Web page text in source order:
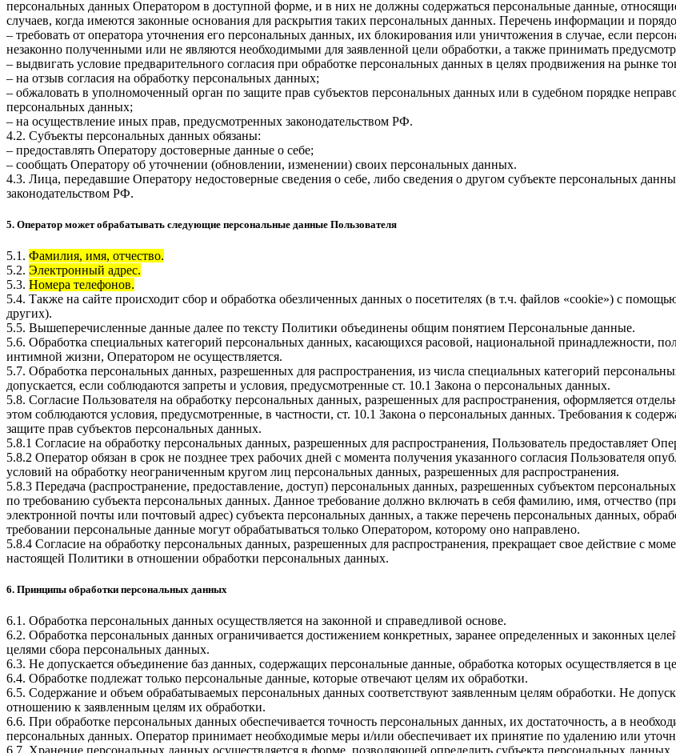
персональных данных Оператором в доступной форме, и в них не должны содержаться персональные данные,
случаев, когда имеются законные основания для раскрытия таких персональных данных. Перечень информации и
– требовать от оператора уточнения его персональных данных, их блокирования или уничтожения в случае, если
незаконно полученными или не являются необходимыми для заявленной цели обработки, а также принимать
– выдвигать условие предварительного согласия при обработке персональных данных в целях продвижения на рынке
– на отзыв согласия на обработку персональных данных;
– обжаловать в уполномоченный орган по защите прав субъектов персональных данных или в судебном порядке
персональных данных;
– на осуществление иных прав, предусмотренных законодательством РФ.
4.2. Субъекты персональных данных обязаны:
– предоставлять Оператору достоверные данные о себе;
– сообщать Оператору об уточнении (обновлении, изменении) своих персональных данных.
4.3. Лица, передавшие Оператору недостоверные сведения о себе, либо сведения о другом субъекте персональных
законодательством РФ.
5. Оператор может обрабатывать следующие персональные данные Пользователя
5.1. Фамилия, имя, отчество.
5.2. Электронный адрес.
5.3. Номера телефонов.
5.4. Также на сайте происходит сбор и обработка обезличенных данных о посетителях (в т.ч. файлов «cookie») с
других).
5.5. Вышеперечисленные данные далее по тексту Политики объединены общим понятием Персональные данные.
5.6. Обработка специальных категорий персональных данных, касающихся расовой, национальной принадлежности,
интимной жизни, Оператором не осуществляется.
5.7. Обработка персональных данных, разрешенных для распространения, из числа специальных категорий
допускается, если соблюдаются запреты и условия, предусмотренные ст. 10.1 Закона о персональных данных.
5.8. Согласие Пользователя на обработку персональных данных, разрешенных для распространения, оформляется
этом соблюдаются условия, предусмотренные, в частности, ст. 10.1 Закона о персональных данных. Требования к
защите прав субъектов персональных данных.
5.8.1 Согласие на обработку персональных данных, разрешенных для распространения, Пользователь предоставляет
5.8.2 Оператор обязан в срок не позднее трех рабочих дней с момента получения указанного согласия Пользователя
условий на обработку неограниченным кругом лиц персональных данных, разрешенных для распространения.
5.8.3 Передача (распространение, предоставление, доступ) персональных данных, разрешенных субъектом
по требованию субъекта персональных данных. Данное требование должно включать в себя фамилию, имя, отчество
электронной почты или почтовый адрес) субъекта персональных данных, а также перечень персональных данных,
требовании персональные данные могут обрабатываться только Оператором, которому оно направлено.
5.8.4 Согласие на обработку персональных данных, разрешенных для распространения, прекращает свое действие с
настоящей Политики в отношении обработки персональных данных.
6. Принципы обработки персональных данных
6.1. Обработка персональных данных осуществляется на законной и справедливой основе.
6.2. Обработка персональных данных ограничивается достижением конкретных, заранее определенных и законных
целями сбора персональных данных.
6.3. Не допускается объединение баз данных, содержащих персональные данные, обработка которых осуществляется в
6.4. Обработке подлежат только персональные данные, которые отвечают целям их обработки.
6.5. Содержание и объем обрабатываемых персональных данных соответствуют заявленным целям обработки. Не
отношению к заявленным целям их обработки.
6.6. При обработке персональных данных обеспечивается точность персональных данных, их достаточность, а в
персональных данных. Оператор принимает необходимые меры и/или обеспечивает их принятие по удалению или